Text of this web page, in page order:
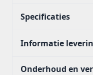
Specificaties
Informatie
Onderhoud en